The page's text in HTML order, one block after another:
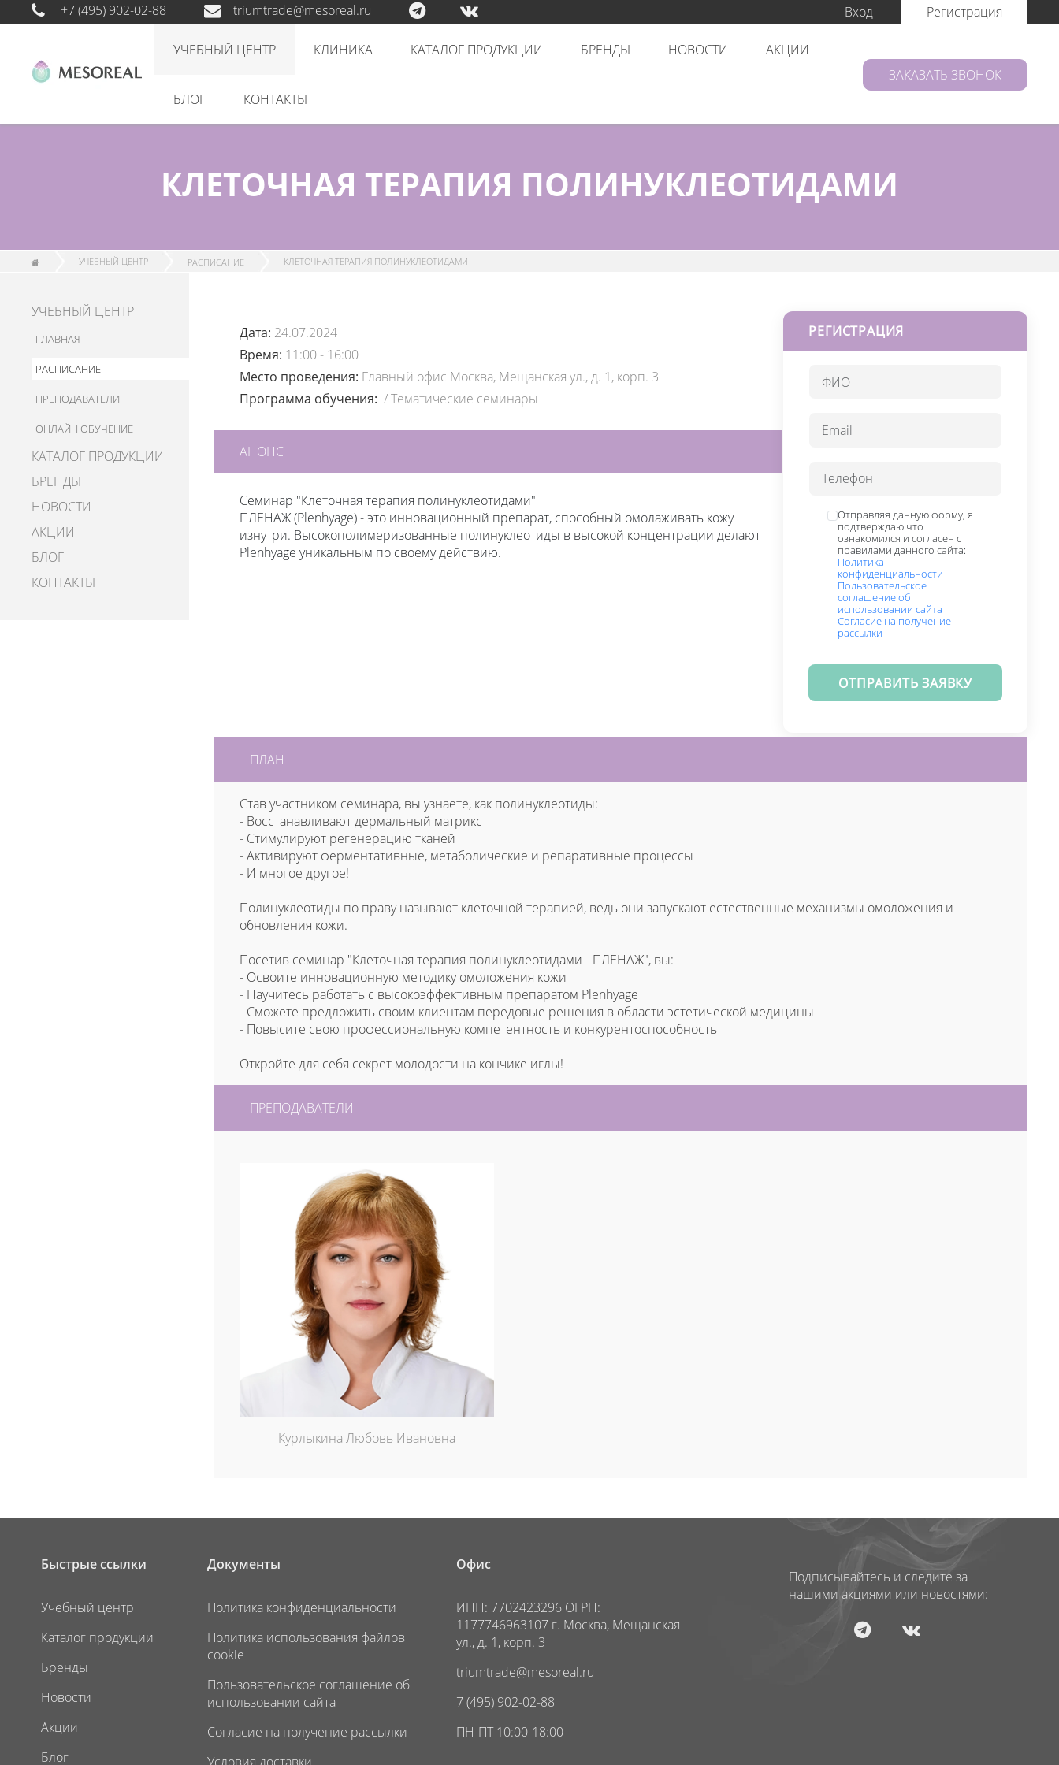
+7 (495) 902-02-88 triumtrade@mesoreal.ru Вход Регистрация
УЧЕБНЫЙ ЦЕНТР КЛИНИКА КАТАЛОГ ПРОДУКЦИИ БРЕНДЫ НОВОСТИ АКЦИИ
БЛОГ КОНТАКТЫ
ЗАКАЗАТЬ ЗВОНОК
КЛЕТОЧНАЯ ТЕРАПИЯ ПОЛИНУКЛЕОТИДАМИ
УЧЕБНЫЙ ЦЕНТР РАСПИСАНИЕ КЛЕТОЧНАЯ ТЕРАПИЯ ПОЛИНУКЛЕОТИДАМИ
УЧЕБНЫЙ ЦЕНТР
ГЛАВНАЯ
РАСПИСАНИЕ
ПРЕПОДАВАТЕЛИ
ОНЛАЙН ОБУЧЕНИЕ
КАТАЛОГ ПРОДУКЦИИ
БРЕНДЫ
НОВОСТИ
АКЦИИ
БЛОГ
КОНТАКТЫ
РЕГИСТРАЦИЯ
Отправляя данную форму, я
подтверждаю что
ознакомился и согласен с
правилами данного сайта:
Политика
конфиденциальности
Пользовательское
соглашение об
использовании сайта
Согласие на получение
рассылки
ОТПРАВИТЬ ЗАЯВКУ
Дата: 24.07.2024
Время: 11:00 - 16:00
Место проведения: Главный офис Москва, Мещанская ул., д. 1, корп. 3
Программа обучения: /Тематические семинары
АНОНС
Семинар "Клеточная терапия полинуклеотидами"
ПЛЕНАЖ (Plenhyage) - это инновационный препарат, способный омолаживать кожу
изнутри. Высокополимеризованные полинуклеотиды в высокой концентрации делают
Plenhyage уникальным по своему действию.
ПЛАН
Став участником семинара, вы узнаете, как полинуклеотиды:
- Восстанавливают дермальный матрикс
- Стимулируют регенерацию тканей
- Активируют ферментативные, метаболические и репаративные процессы
- И многое другое!
Полинуклеотиды по праву называют клеточной терапией, ведь они запускают естественные механизмы омоложения и
обновления кожи.
Посетив семинар "Клеточная терапия полинуклеотидами - ПЛЕНАЖ", вы:
- Освоите инновационную методику омоложения кожи
- Научитесь работать с высокоэффективным препаратом Plenhyage
- Сможете предложить своим клиентам передовые решения в области эстетической медицины
- Повысите свою профессиональную компетентность и конкурентоспособность
Откройте для себя секрет молодости на кончике иглы!
ПРЕПОДАВАТЕЛИ
Курлыкина Любовь Ивановна
Быстрые ссылки
Учебный центр
Каталог продукции
Бренды
Новости
Акции
Блог
Документы
Политика конфиденциальности
Политика использования файлов
cookie
Пользовательское соглашение об
использовании сайта
Согласие на получение рассылки
Офис
ИНН: 7702423296 ОГРН:
1177746963107 г. Москва, Мещанская
ул., д. 1, корп. 3
triumtrade@mesoreal.ru
7 (495) 902-02-88
ПН-ПТ 10:00-18:00
Подписывайтесь и следите за
нашими акциями или новостями: